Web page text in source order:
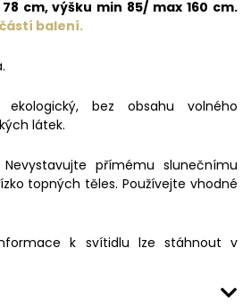
cm, výšku min 85/ max 160 cm.
balení.
bez obsahu volného
látek.
přímému slunečnímu
topných těles. Používejte vhodné
k svítidlu lze stáhnout v